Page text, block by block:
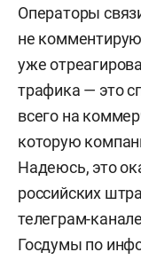
Операторы
не
уже
трафика — это
всего на
которую
Надеюсь, это
российских
телеграм-
Госдумы по